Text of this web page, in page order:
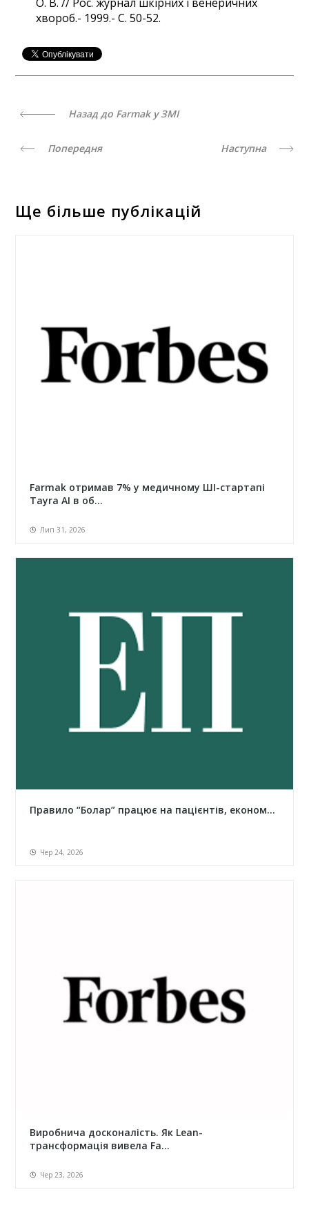
хвороб.- 1999.- С. 50-52.
Назад до Farmak у ЗМІ
Попередня Наступна
Ще більше публікацій
Farmak отримав 7% у медичному ШІ-стартапі
Tayra AI в об...
Лип 31, 2026
Правило “Болар” працює на пацієнтів, економ...
Чер 24, 2026
Виробнича досконалість. Як Lean-
трансформація вивела Fa...
Чер 23, 2026